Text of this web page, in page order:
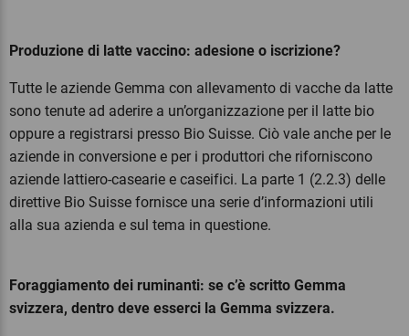
Produzione di latte vaccino: adesione o iscrizione?
Tutte le aziende Gemma con allevamento di vacche da latte
sono tenute ad aderire a un’organizzazione per il latte bio
oppure a registrarsi presso Bio Suisse. Ciò vale anche per le
aziende in conversione e per i produttori che riforniscono
aziende lattiero-casearie e caseifici. La parte 1 (2.2.3) delle
direttive Bio Suisse fornisce una serie d’informazioni utili
alla sua azienda e sul tema in questione.
Foraggiamento dei ruminanti: se c’è scritto Gemma
svizzera, dentro deve esserci la Gemma svizzera.